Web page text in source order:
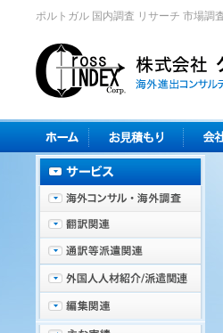
ポルトガル 国内調査 リサーチ 市場調